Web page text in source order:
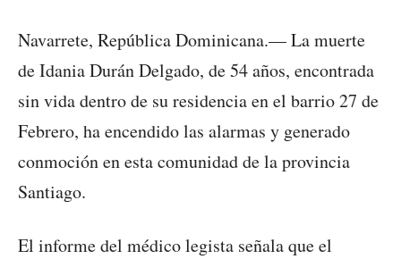
Navarrete, República Dominicana.— La muerte
de Idania Durán Delgado, de 54 años, encontrada
sin vida dentro de su residencia en el barrio 27 de
Febrero, ha encendido las alarmas y generado
conmoción en esta comunidad de la provincia
Santiago.
El informe del médico legista señala que el